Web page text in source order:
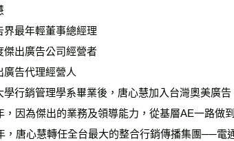
最年輕董事總經理
出廣告公司經營者
告代理經營人
學行銷管理學系畢業後，唐心慧加入台灣奧美廣
，因為傑出的業務及領導能力，從基層AE一路做
，唐心慧轉任全台最大的整合行銷傳播集團──電